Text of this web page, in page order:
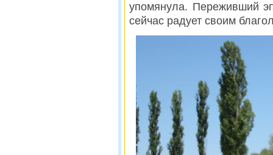
упомянула. Переживший
сейчас радует своим